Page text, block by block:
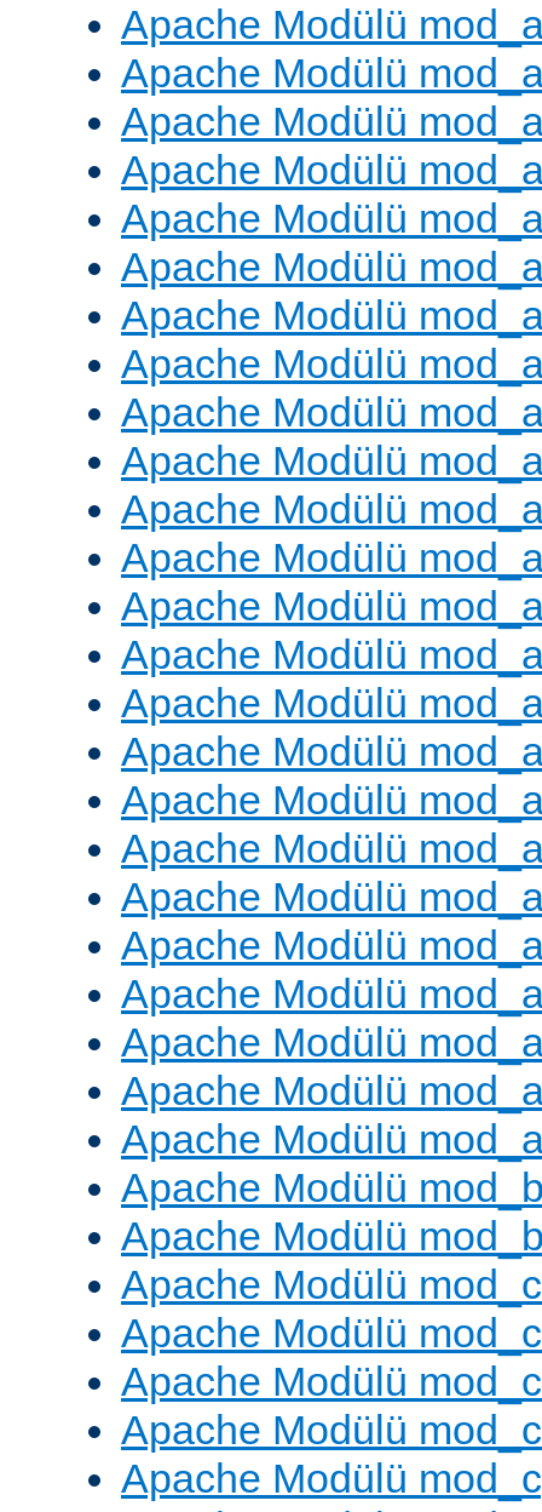
Apache Modülü
Apache Modülü
Apache Modülü
Apache Modülü
Apache Modülü
Apache Modülü
Apache Modülü
Apache Modülü
Apache Modülü
Apache Modülü
Apache Modülü
Apache Modülü
Apache Modülü
Apache Modülü
Apache Modülü
Apache Modülü
Apache Modülü
Apache Modülü
Apache Modülü
Apache Modülü
Apache Modülü
Apache Modülü
Apache Modülü
Apache Modülü
Apache Modülü
Apache Modülü
Apache Modülü
Apache Modülü
Apache Modülü
Apache Modülü
Apache Modülü